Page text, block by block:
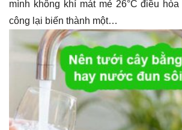
mình không khí mát mẻ 26°C điều
công lại biến thành một…